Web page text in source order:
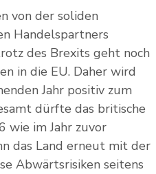
von der soliden
Handelspartners
des Brexits geht noch
in die EU. Daher wird
Jahr positiv zum
dürfte das britische
im Jahr zuvor
das Land erneut mit der
Abwärtsrisiken seitens